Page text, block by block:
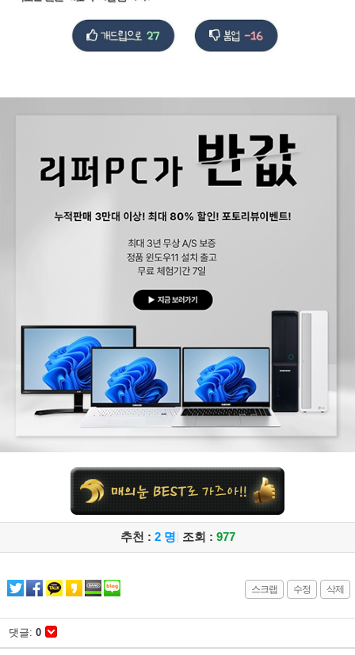
추천 : 2 명 조회 : 977
스크랩 수정 삭제
댓글: 0